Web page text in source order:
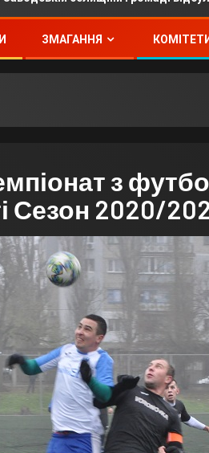
ЗМАГАННЯ КОМІТЕТИ
з
Сезон 2020/